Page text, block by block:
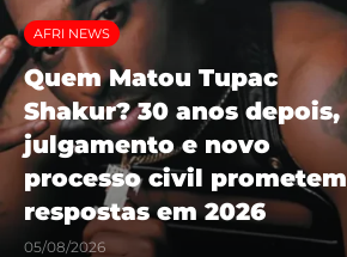
AFRI NEWS
Quem Matou Tupac
Shakur? 30 anos depois,
julgamento e novo
processo civil prometem
respostas em 2026
05/08/2026